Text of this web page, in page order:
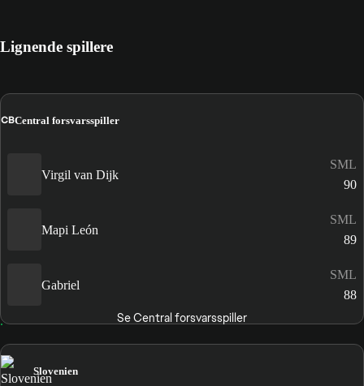
Lignende spillere
CBCentral forsvarsspiller
Virgil van Dijk
SML
90
Mapi León
SML
89
Gabriel
SML
88
Se Central forsvarsspiller
Slovenien